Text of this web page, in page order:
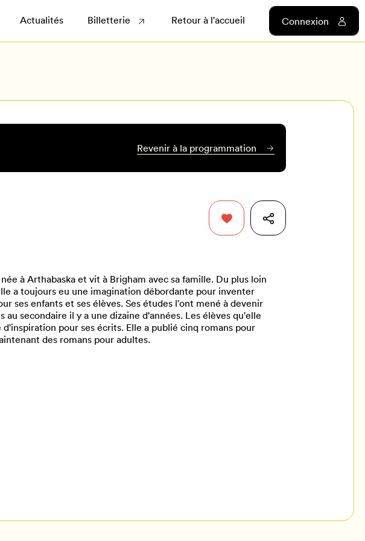
Actualités Billetterie Retour à l'accueil Connexion
Revenir à la programmation
à Arthabaska et vit à Brigham avec sa famille. Du plus loin
a toujours eu une imagination débordante pour inventer
ses enfants et ses élèves. Ses études l'ont mené à devenir
au secondaire il y a une dizaine d'années. Les élèves qu'elle
pour ses écrits. Elle a publié cinq romans pour
des romans pour adultes.
votre profil